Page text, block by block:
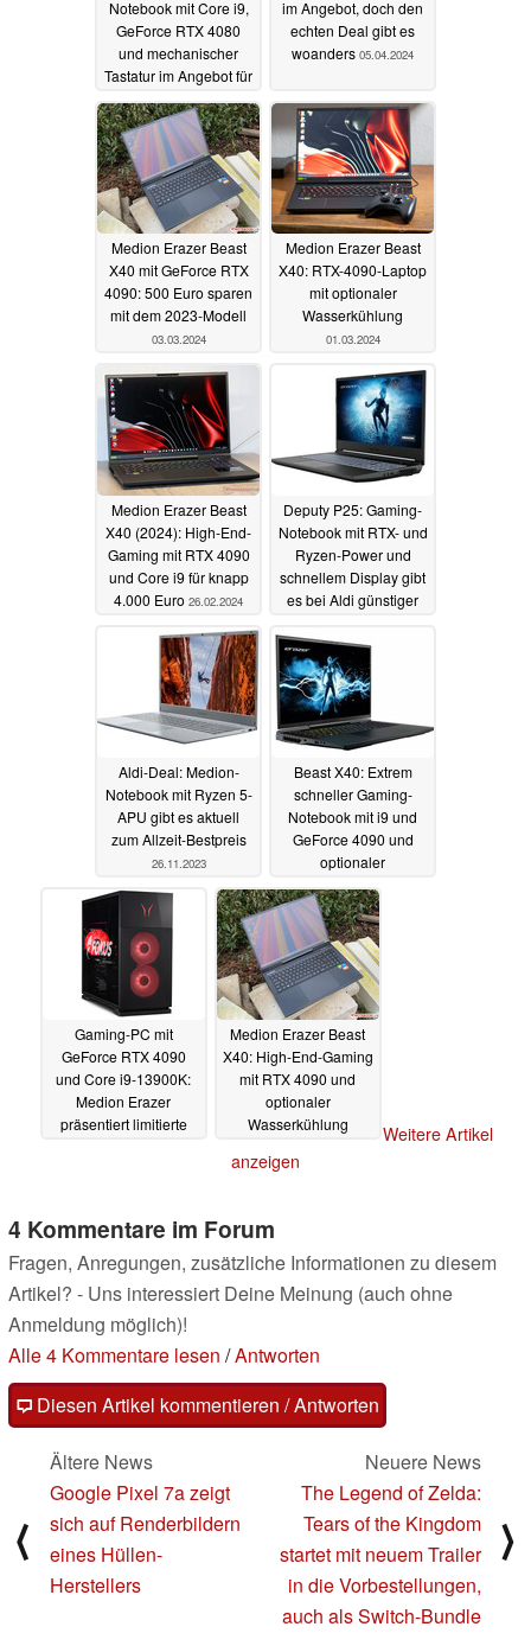
Notebook mit Core i9,
GeForce RTX 4080
und mechanischer
Tastatur im Angebot für
2.349 Euro02.03.2025
im Angebot, doch den
echten Deal gibt es
woanders 05.04.2024
Medion Erazer Beast
X40 mit GeForce RTX
4090: 500 Euro sparen
mit dem 2023-Modell
03.03.2024
Medion Erazer Beast
X40: RTX-4090-Laptop
mit optionaler
Wasserkühlung
01.03.2024
Medion Erazer Beast
X40 (2024): High-End-
Gaming mit RTX 4090
und Core i9 für knapp
4.000 Euro 26.02.2024
Deputy P25: Gaming-
Notebook mit RTX- und
Ryzen-Power und
schnellem Display gibt
es bei Aldi günstiger
Aldi-Deal: Medion-
Notebook mit Ryzen 5-
APU gibt es aktuell
zum Allzeit-Bestpreis
26.11.2023
Beast X40: Extrem
schneller Gaming-
Notebook mit i9 und
GeForce 4090 und
optionaler
Wasserkühlung bei
Aldi im Angebot
20.08.2023
Gaming-PC mit
GeForce RTX 4090
und Core i9-13900K:
Medion Erazer
präsentiert limitierte
Medion Erazer Beast
X40: High-End-Gaming
mit RTX 4090 und
optionaler
Wasserkühlung
Weitere Artikel
anzeigen
4 Kommentare im Forum
Fragen, Anregungen, zusätzliche Informationen zu diesem
Artikel? - Uns interessiert Deine Meinung (auch ohne
Anmeldung möglich)!
Alle 4 Kommentare lesen /Antworten
Diesen Artikel kommentieren / Antworten
⟨
Ältere News
Google Pixel 7a zeigt
sich auf Renderbildern
eines Hüllen-
Herstellers
Neuere News
The Legend of Zelda:
Tears of the Kingdom
startet mit neuem Trailer
in die Vorbestellungen,
auch als Switch-Bundle
⟩